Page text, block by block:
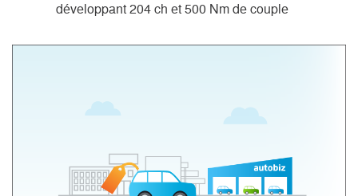
développant 204 ch et 500 Nm de couple